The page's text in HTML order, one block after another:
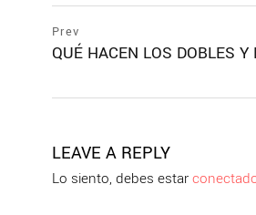
Navegación
de
entradas
Prev
postPrevious
page
QUÉ HACEN LOS DOBLES
LEAVE A REPLY
Lo siento, debes estar